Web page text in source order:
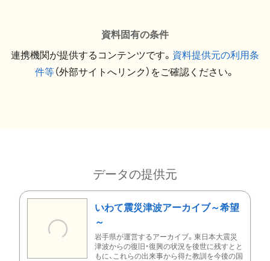
資料固有の条件
連携機関が提供するコンテンツです。 資料提供元の利用条
件等（外部サイトへリンク）をご確認ください。
データの提供元
いわて震災津波アーカイブ～希望
～
岩手県が運営するアーカイブ。東日本大震災
津波からの復旧・復興の状況を後世に残すとと
もに、これらの出来事から得た教訓を今後の国